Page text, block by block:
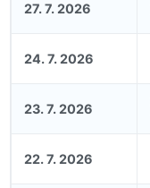
27. 7. 2026
24. 7. 2026
23. 7. 2026
22. 7. 2026